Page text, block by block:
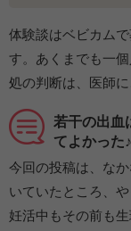
体験談はベビカム
す。あくまでも一
処の判断は、医師に
若干の出血
てよかった♪
今回の投稿は、な
いていたところ、
妊活中もその前も